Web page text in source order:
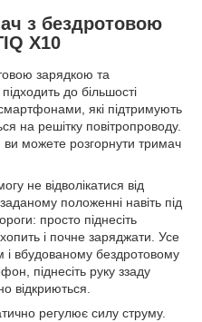
з бездротовою
X10
зарядкою та
до більшості
які підтримують
на решітку повітропроводу.
можете розгорнути тримач
не відволікатися від
положенні навіть під
просто піднесіть
і почне заряджати. Усе
і вбудованому бездротовому
піднесіть руку ззаду
відкриються.
регулює силу струму.